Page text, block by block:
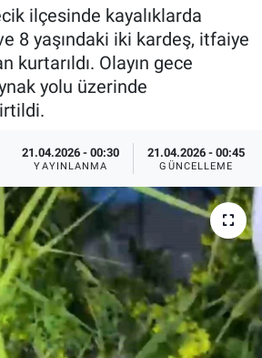
ilçesinde kayalıklarda
8 yaşındaki iki kardeş, itfaiye
kurtarıldı. Olayın gece
yolu üzerinde
21.04.2026 - 00:30
YAYINLANMA
21.04.2026 - 00:45
GÜNCELLEME